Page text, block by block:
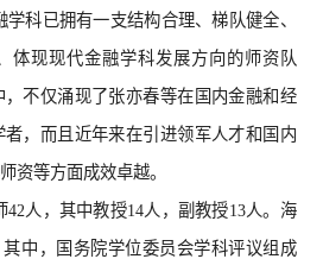
科已拥有一支结构合理、梯队健全、
体现现代金融学科发展方向的师资队
不仅涌现了张亦春等在国内金融和经
，而且近年来在引进领军人才和国内
资等方面成效卓越。
人，其中教授14人，副教授13人。海
其中，国务院学位委员会学科评议组成